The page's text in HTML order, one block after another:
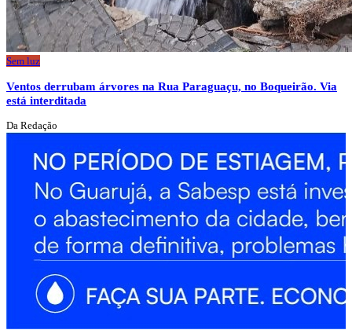
Sem luz
Ventos derrubam árvores na Rua Paraguaçu, no Boqueirão. Via
está interditada
Da Redação